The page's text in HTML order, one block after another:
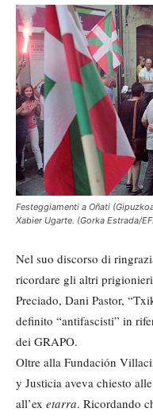
Festeggiamenti a Oñati
Xabier Ugarte. (Gorka Estrada/
Nel suo discorso di
ricordare gli altri
Preciado, Dani Pastor,
definito “antifascisti” in
dei GRAPO.
Oltre alla Fundación
y Justicia aveva chiesto
all’ex etarra. Ricordando